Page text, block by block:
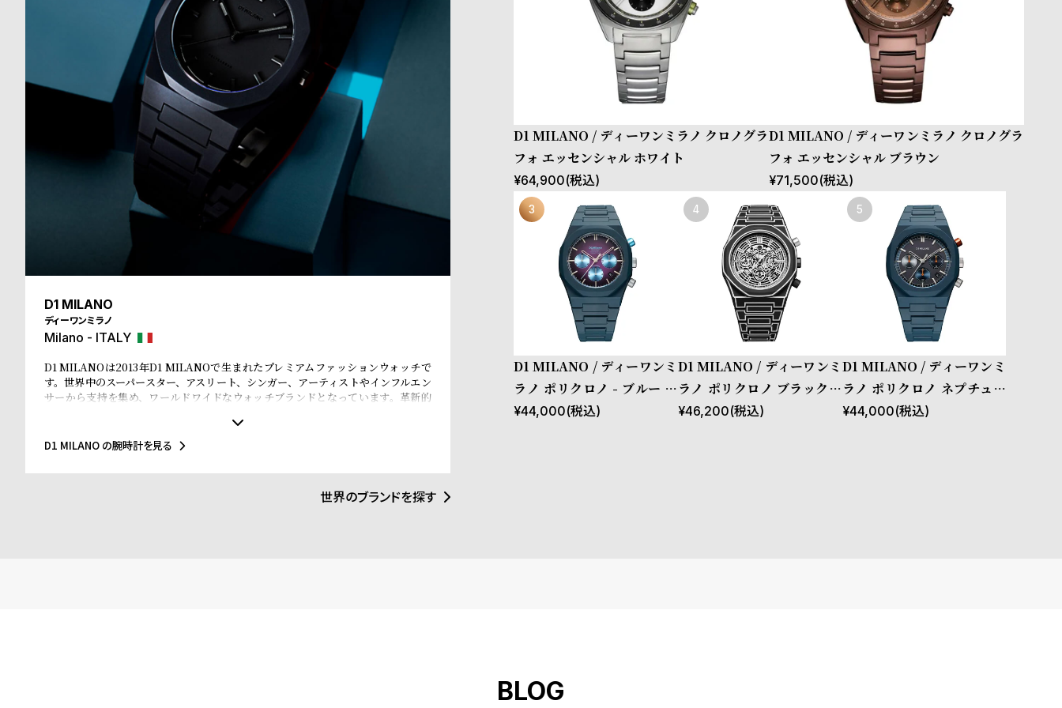
D1 MILANO
ディーワンミラノ
Milano - ITALY
D1 MILANOは2013年D1 MILANOで生まれたプレミアムファッションウォッチで
す。世界中のスーパースター、アスリート、シンガー、アーティストやインフルエン
サーから支持を集め、ワールドワイドなウォッチブランドとなっています。革新的
されたデザインは、流行を追いかける全ての人々にとってのマストアイテムとなる
ことでしょう。Forbesによって、ファッションを再定義する若いイタリアンブラン
などファッション業界のトップリーダーたちもノミネートされています。
D1 MILANO の腕時計を見る
世界のブランドを探す
D1 MILANO / ディーワンミラノ クロノグラ
フォ エッセンシャル ホワイト
¥64,900(税込)
D1 MILANO / ディーワンミラノ クロノグラ
フォ エッセンシャル ブラウン
¥71,500(税込)
D1 MILANO / ディーワンミ
ラノ ポリクロノ - ブルー ス
ペクトラム
¥44,000(税込)
D1 MILANO / ディーワンミ
ラノ ポリクロノ ブラックス
ケッチ
¥46,200(税込)
D1 MILANO / ディーワンミ
ラノ ポリクロノ ネプチュー
ン ブルー
¥44,000(税込)
BLOG